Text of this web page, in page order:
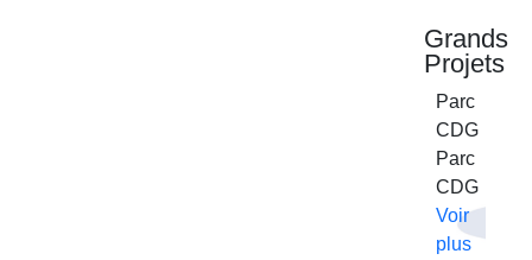
Grands
Projets
Parc
CDG
Parc
CDG
Voir
plus